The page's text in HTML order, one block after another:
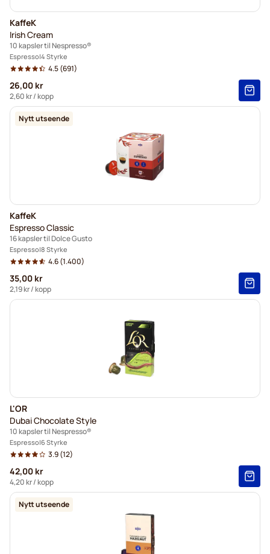
KaffeK
Irish Cream
10 kapsler til Nespresso®
Espresso 4 Styrke
4.5(691)
26,00 kr
2,60 kr/ kopp
Nytt utseende
KaffeK
Espresso Classic
16 kapsler til Dolce Gusto
Espresso 8 Styrke
4.6(1.400)
35,00 kr
2,19 kr/ kopp
L'OR
Dubai Chocolate Style
10 kapsler til Nespresso®
Espresso 6 Styrke
3.9(12)
42,00 kr
4,20 kr/ kopp
Nytt utseende